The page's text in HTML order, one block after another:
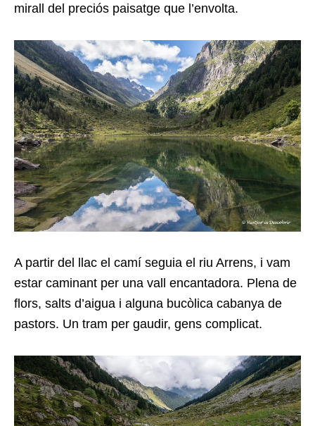
mirall del preciós paisatge que l’envolta.
A partir del llac el camí seguia el riu Arrens, i vam
estar caminant per una vall encantadora. Plena de
flors, salts d’aigua i alguna bucòlica cabanya de
pastors. Un tram per gaudir, gens complicat.